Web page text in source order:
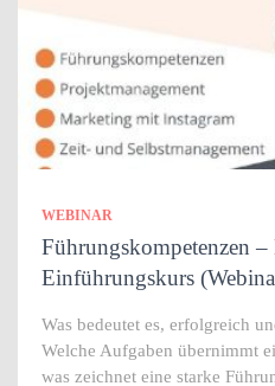
WEBINAR
Führungskompetenzen –
Einführungskurs
Was bedeutet es, erfolgreich
Welche Aufgaben übernimmt
was zeichnet eine starke